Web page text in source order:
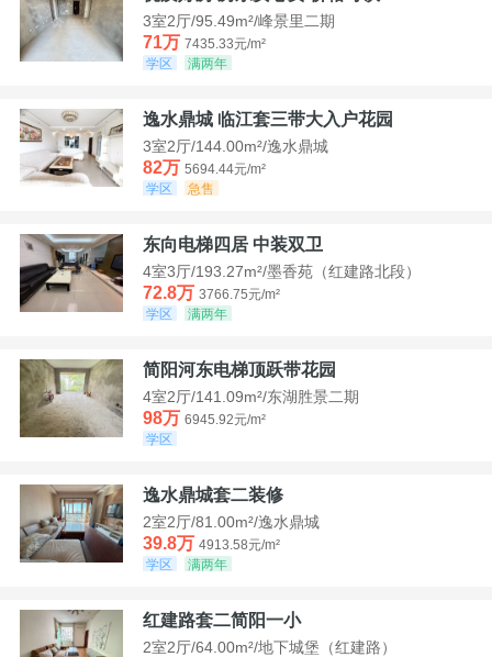
3室2厅/95.49m²/峰景里二期
71万 7435.33元/m²
学区
满两年
逸水鼎城 临江套三带大入户花园
3室2厅/144.00m²/逸水鼎城
82万 5694.44元/m²
学区
急售
东向电梯四居 中装双卫
4室3厅/193.27m²/墨香苑（红建路北段）
72.8万 3766.75元/m²
学区
满两年
简阳河东电梯顶跃带花园
4室2厅/141.09m²/东湖胜景二期
98万 6945.92元/m²
学区
逸水鼎城套二装修
2室2厅/81.00m²/逸水鼎城
39.8万 4913.58元/m²
学区
满两年
红建路套二简阳一小
2室2厅/64.00m²/地下城堡（红建路）